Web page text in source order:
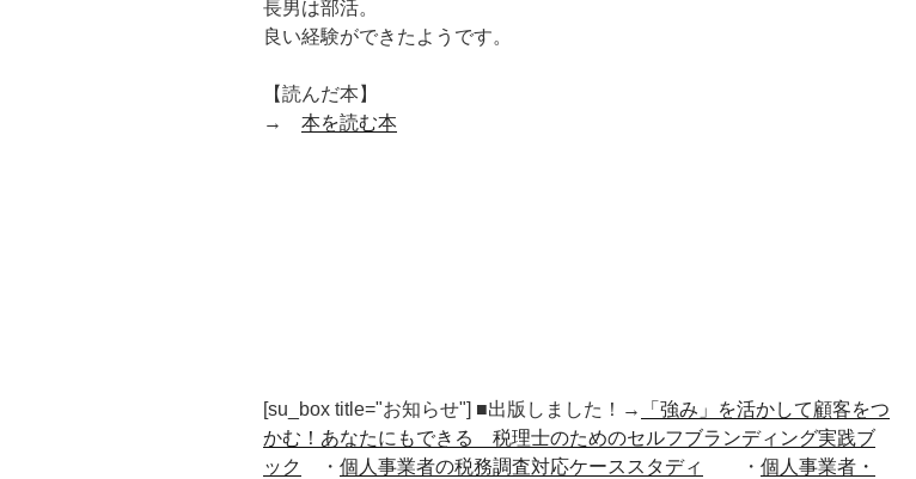
長男は部活。
良い経験ができたようです。
【読んだ本】
→ 本を読む本
[su_box title="お知らせ"] ■出版しました！→
「強み」を活かして顧客をつ
かむ！あなたにもできる 税理士のためのセルフブランディング実践ブ
ック
・ 個人事業者の税務調査対応ケーススタディ ・ 個人事業者・